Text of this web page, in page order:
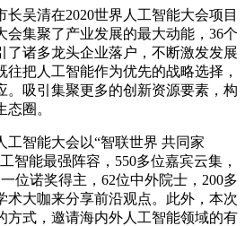
吴清在2020世界人工智能大会项目
会集聚了产业发展的最大动能，36个
了诸多龙头企业落户，不断激发发展
往把人工智能作为优先的战略选择，
。吸引集聚更多的创新资源要素，构
圈。
智能大会以“智联世界 共同家
智能最强阵容，550多位嘉宾云集，
位诺奖得主，62位中外院士，200多
术大咖来分享前沿观点。此外，本次
方式，邀请海内外人工智能领域的有